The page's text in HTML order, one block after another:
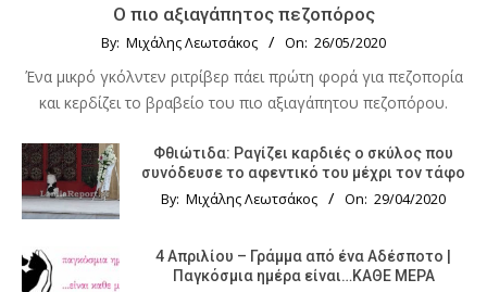
Ο πιο αξιαγάπητος πεζοπόρος
By: Μιχάλης Λεωτσάκος On: 26/05/2020
Ένα μικρό γκόλντεν ριτρίβερ πάει πρώτη φορά για πεζοπορία
και κερδίζει το βραβείο του πιο αξιαγάπητου πεζοπόρου.
Φθιώτιδα: Ραγίζει καρδιές ο σκύλος που
συνόδευσε το αφεντικό του μέχρι τον τάφο
By: Μιχάλης Λεωτσάκος On: 29/04/2020
4 Απριλίου – Γράμμα από ένα Αδέσποτο |
Παγκόσμια ημέρα είναι…ΚΑΘΕ ΜΕΡΑ